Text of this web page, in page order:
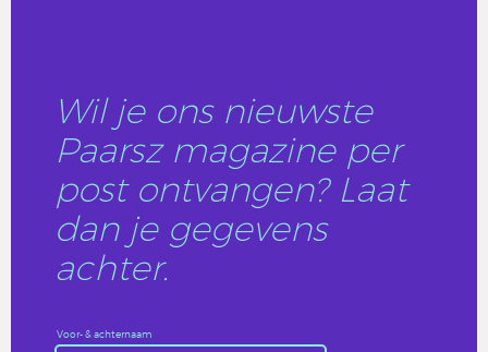
Wil je ons nieuwste
Paarsz magazine per
post ontvangen? Laat
dan je gegevens
achter.
Voor- & achternaam